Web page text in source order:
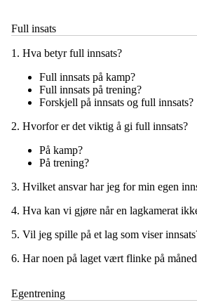
Full insats
1. Hva betyr full innsats?
Full innsats på kamp?
Full innsats på trening?
Forskjell på innsats og full innsats?
2. Hvorfor er det viktig å gi full innsats?
På kamp?
På trening?
3. Hvilket ansvar har jeg for min egen
4. Hva kan vi gjøre når en lagkamerat
5. Vil jeg spille på et lag som viser
6. Har noen på laget vært flinke på
Egentrening